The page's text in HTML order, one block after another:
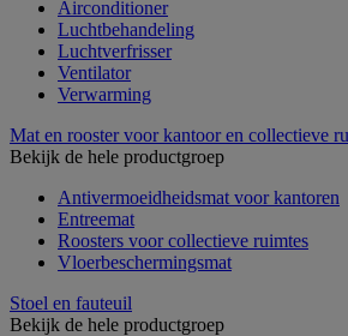
Airconditioner
Luchtbehandeling
Luchtverfrisser
Ventilator
Verwarming
Mat en rooster voor kantoor en collectieve
Bekijk de hele productgroep
Antivermoeidheidsmat voor kantoren
Entreemat
Roosters voor collectieve ruimtes
Vloerbeschermingsmat
Stoel en fauteuil
Bekijk de hele productgroep